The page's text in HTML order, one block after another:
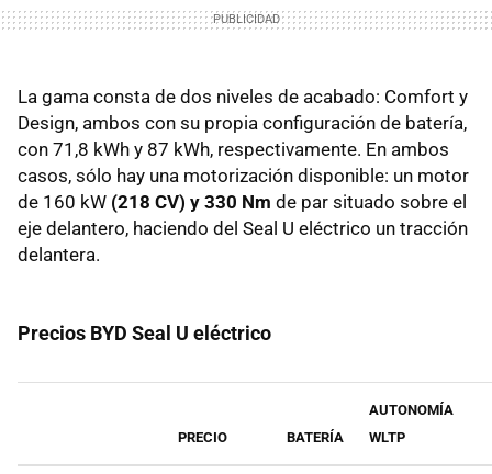
La gama consta de dos niveles de acabado: Comfort y
Design, ambos con su propia configuración de batería,
con 71,8 kWh y 87 kWh, respectivamente. En ambos
casos, sólo hay una motorización disponible: un motor
de 160 kW (218 CV) y 330 Nm de par situado sobre el
eje delantero, haciendo del Seal U eléctrico un tracción
delantera.
Precios BYD Seal U eléctrico
PRECIO BATERÍA
AUTONOMÍA
WLTP